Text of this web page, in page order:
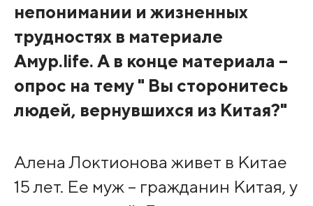
непонимании и жизненных
трудностях в материале
Амур.life. А в конце материала –
опрос на тему " Вы сторонитесь
людей, вернувшихся из Китая?"
Алена Локтионова живет в Китае
15 лет. Ее муж – гражданин Китая, у